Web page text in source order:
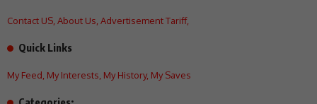
Contact US About Us Advertisement Tariff,
Quick Links
My Feed My Interests My History, My Saves